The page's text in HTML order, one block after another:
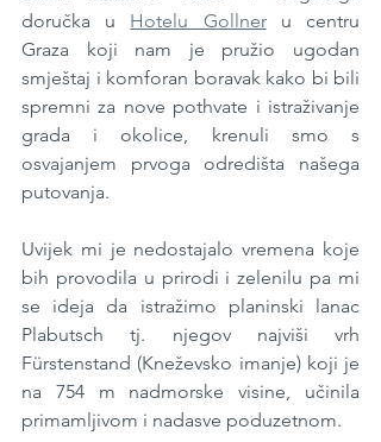
doručka u Hotelu Gollner u centru
Graza koji nam je pružio ugodan
smještaj i komforan boravak kako bi bili
spremni za nove pothvate i istraživanje
grada i okolice, krenuli smo s
osvajanjem prvoga odredišta našega
putovanja.
Uvijek mi je nedostajalo vremena koje
bih provodila u prirodi i zelenilu pa mi
se ideja da istražimo planinski lanac
Plabutsch tj. njegov najviši vrh
Fürstenstand (Kneževsko imanje) koji je
na 754 m nadmorske visine, učinila
primamljivom i nadasve poduzetnom.